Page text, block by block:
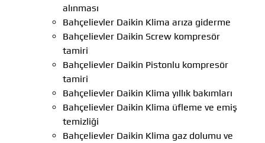
alınması
Bahçelievler Daikin Klima arıza giderme
Bahçelievler Daikin Screw kompresör
tamiri
Bahçelievler Daikin Pistonlu kompresör
tamiri
Bahçelievler Daikin Klima yıllık bakımları
Bahçelievler Daikin Klima üfleme ve emiş
temizliği
Bahçelievler Daikin Klima gaz dolumu ve